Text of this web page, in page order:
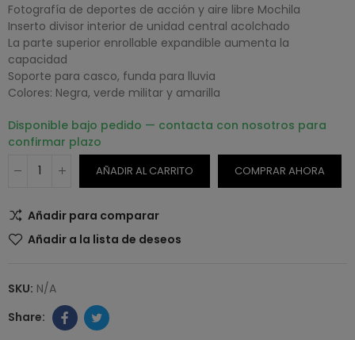
Fotografía de deportes de acción y aire libre Mochila
Inserto divisor interior de unidad central acolchado
La parte superior enrollable expandible aumenta la
capacidad
Soporte para casco, funda para lluvia
Colores: Negra, verde militar y amarilla
Disponible bajo pedido — contacta con nosotros para
confirmar plazo
AÑADIR AL CARRITO COMPRAR AHORA
Añadir para comparar
Añadir a la lista de deseos
SKU: N/A